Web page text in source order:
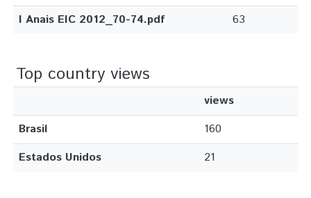
I Anais EIC 2012_70-74.pdf
63
Top country views
views
Brasil
160
Estados Unidos
21